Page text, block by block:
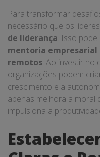
Para transformar
necessário que os
de liderança. Isso
mentoria empresarial
remotos. Ao investir no
organizações podem
crescimento e a
apenas melhora a moral
impulsiona a